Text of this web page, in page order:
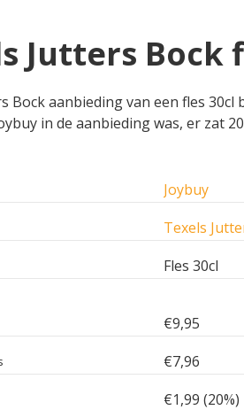
Jutters Bock
Bock aanbieding van een fles
in de aanbieding was, er zat
Joybuy
Texels
Fles 30cl
€9,95
€7,96
€1,99 (20%)